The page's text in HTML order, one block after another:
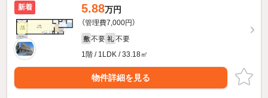
新着 5.88万円
（管理費7,000円）
敷 不要 礼 不要
1階 / 1LDK / 33.18㎡
物件詳細を見る